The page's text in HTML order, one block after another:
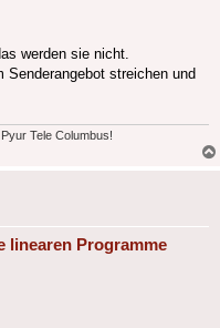
werden sie nicht.
Senderangebot streichen und
Tele Columbus!
linearen Programme